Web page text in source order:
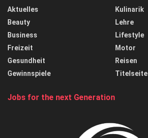
Aktuelles
Beauty
Business
Freizeit
Gesundheit
Gewinnspiele
Kulinarik
Lehre
Lifestyle
Motor
Reisen
Titelseite
Jobs for the next Generation